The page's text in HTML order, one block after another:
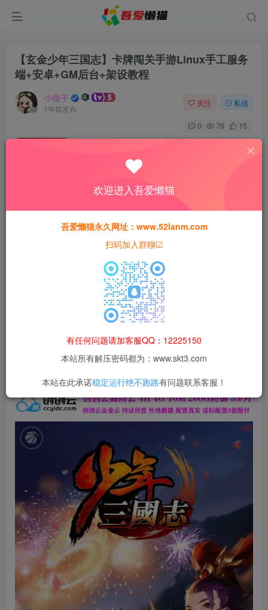
【玄金少年三国志】卡牌闯关手游Linux手工服务
端+安卓+GM后台+架设教程
小狸子
1年前发布
关注 私信
0 76 15
此内容为付费资源，请付费后查看
猫粮30
黄金会员猫粮15 钻石会员 免费
本站所有资源均为网络收集整理而来，仅供学习研究使用，请在下
载后24h内删除，谢谢合作！
本站资源仅用于学习交流，禁止商业运营与违法、侵权
果由使用者自行承担。
欢迎进入吾爱懒猫
吾爱懒猫永久网址：www.52lanm.com
扫码加入群聊☑
有任何问题请加客服QQ：12225150
本站所有解压密码都为：www.skt3.com
本站在此承诺稳定运行绝不跑路有问题联系客服！